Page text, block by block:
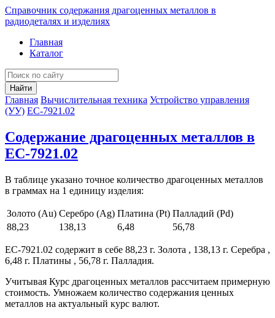
Справочник содержания драгоценных металлов в
радиодеталях и изделиях
Главная
Каталог
Найти
Главная Вычислительная техника Устройство управления
(УУ) ЕС-7921.02
Содержание драгоценных металлов в
ЕС-7921.02
В таблице указано точное количество драгоценных металлов
в граммах на 1 единицу изделия:
Золото (Au) Серебро (Ag) Платина (Pt) Палладий (Pd)
88,23
138,13 6,48 56,78
ЕС-7921.02 содержит в себе 88,23 г. Золота , 138,13 г. Серебра ,
6,48 г. Платины , 56,78 г. Палладия.
Учитывая Курс драгоценных металлов рассчитаем примерную
стоимость. Умножаем количество содержания ценных
металлов на актуальный курс валют.